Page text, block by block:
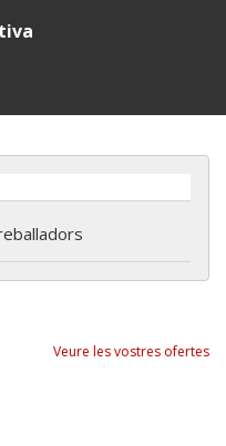
Veure les vostres ofertes